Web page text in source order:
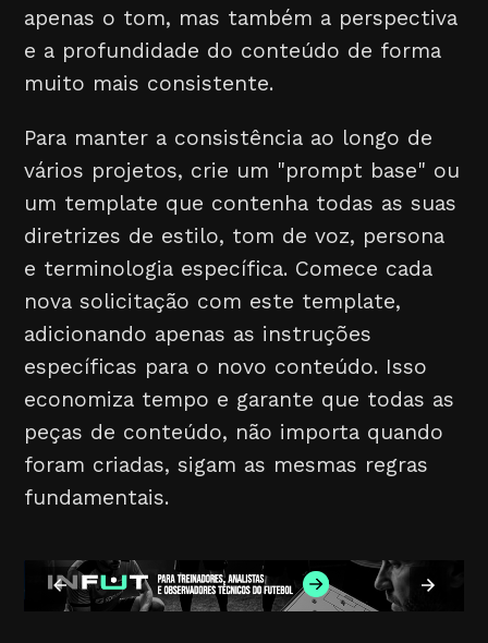
apenas o tom, mas também a perspectiva
e a profundidade do conteúdo de forma
muito mais consistente.
Para manter a consistência ao longo de
vários projetos, crie um "prompt base" ou
um template que contenha todas as suas
diretrizes de estilo, tom de voz, persona
e terminologia específica. Comece cada
nova solicitação com este template,
adicionando apenas as instruções
específicas para o novo conteúdo. Isso
economiza tempo e garante que todas as
peças de conteúdo, não importa quando
foram criadas, sigam as mesmas regras
fundamentais.